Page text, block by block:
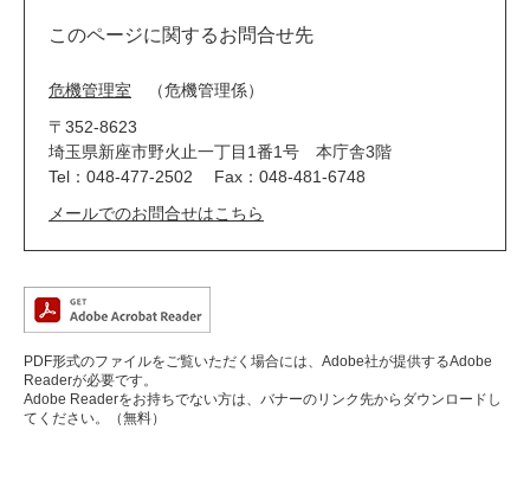
このページに関するお問合せ先
危機管理室
危機管理係
〒352-8623
埼玉県新座市野火止一丁目1番1号 本庁舎3階
Tel：048-477-2502
Fax：048-481-6748
メールでのお問合せはこちら
PDF形式のファイルをご覧いただく場合には、Adobe社が提供するAdobe
Readerが必要です。
Adobe Readerをお持ちでない方は、バナーのリンク先からダウンロードし
てください。（無料）